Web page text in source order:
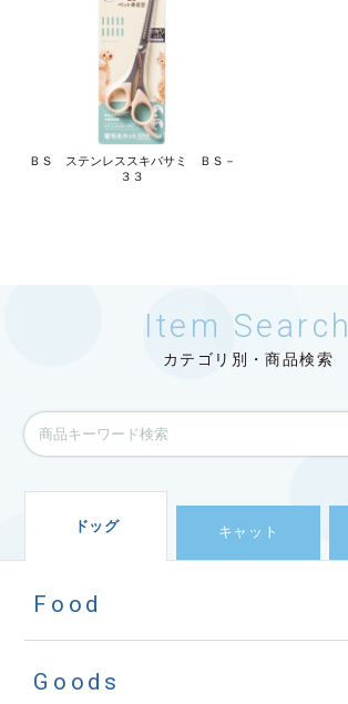
ＢＳ ステンレススキバサミ ＢＳ－
３３
Item Search
カテゴリ別・商品検索
ドッグ キャット
Food
Goods